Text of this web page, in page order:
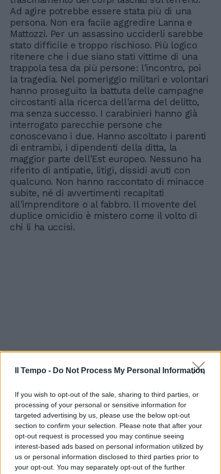
Il Tempo - Do Not Process My Personal Information
If you wish to opt-out of the sale, sharing to third parties, or
processing of your personal or sensitive information for
targeted advertising by us, please use the below opt-out
section to confirm your selection. Please note that after your
opt-out request is processed you may continue seeing
interest-based ads based on personal information utilized by
us or personal information disclosed to third parties prior to
your opt-out. You may separately opt-out of the further
Ad agire potrebbe essere stata più di una
persona. Non era facile aggredire Lanna e
Mattozzi. Per un assassino ucciderli sarebbe
stato difficile e troppo rischioso. Più logico
ritenere che i due siano stati vittime di una
trappola tesa da più persone: l'incontro, poi
la tragedia. Nel pomeriggio militari e volontari
hanno proseguito la battuta delle campagne
circostanti alla ricerca dell'arma del delitto,
ma senza successo. I carabinieri hanno già
interrogato parecchie persone che
conoscevano i due. Hanno ascoltato i parenti
di entrambi, i dipendenti della ditta, la
maggior parte dell'Est europeo. Nessuno ha
riferito di antipatie, litigi, dissidi avuti con
qualcuno. Non hanno raccontato di minacce
subite, né di avvertimenti recapitati
all'imprenditore o al fabbro. Il movente del
duplice omicidio è mistero come il volto di
chi li ha uccisi.